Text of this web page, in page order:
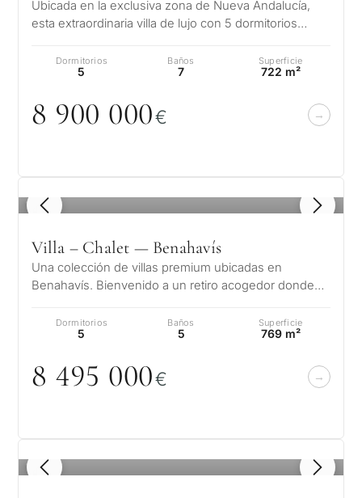
Ubicada en la exclusiva zona de Nueva Andalucía,
esta extraordinaria villa de lujo con 5 dormitorios
Dormitorios
5
Baños
7
Superficie
722 m²
8 900 000€
1 / 8
Villa – Chalet — Benahavís
Una colección de villas premium ubicadas en
Benahavís. Bienvenido a un retiro acogedor donde
Dormitorios
5
Baños
5
Superficie
769 m²
8 495 000€
1 / 8
CUESTIONARIO
Selección
personalizada
propiedades
en Marbella
Responda a unas
preguntas y
seleccionaremos
según su presupuesto,
objetivos y requisitos
legales.
Confidencial • A su medida
de
Deja tu solicitud: te
contactaremos en
30 minutos
✓
Sin spam ni
✓
Sólo 1 respuesta
experta